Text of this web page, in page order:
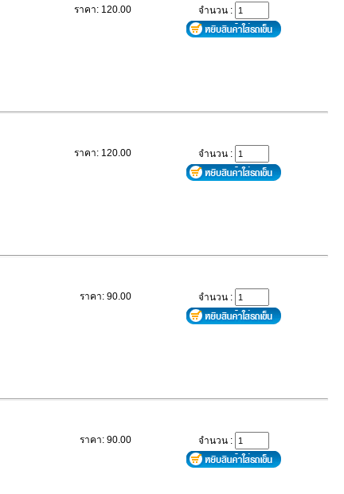
ราคา: 120.00 จำนวน :
ราคา: 120.00 จำนวน :
ราคา: 90.00 จำนวน :
ราคา: 90.00 จำนวน :